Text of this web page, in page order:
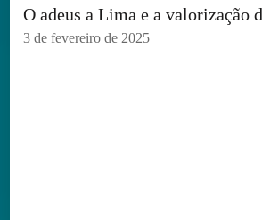
O adeus a Lima e a valorização
3 de fevereiro de 2025